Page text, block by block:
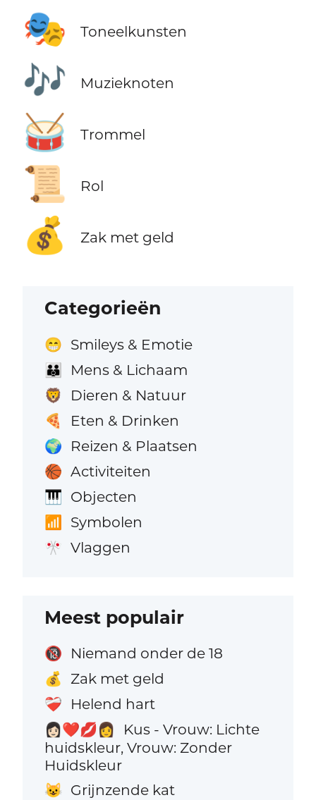
🎭 Toneelkunsten
🎶 Muzieknoten
🥁 Trommel
📜 Rol
💰 Zak met geld
Categorieën
😁 Smileys & Emotie
👪 Mens & Lichaam
🦁 Dieren & Natuur
🍕 Eten & Drinken
🌍 Reizen & Plaatsen
🏀 Activiteiten
🎹 Objecten
📶 Symbolen
🎌 Vlaggen
Meest populair
🔞 Niemand onder de 18
💰 Zak met geld
❤️‍🩹 Helend hart
👩🏻‍❤️‍💋‍👩
Kus - Vrouw: Lichte
huidskleur, Vrouw: Zonder
Huidskleur
😺 Grijnzende kat